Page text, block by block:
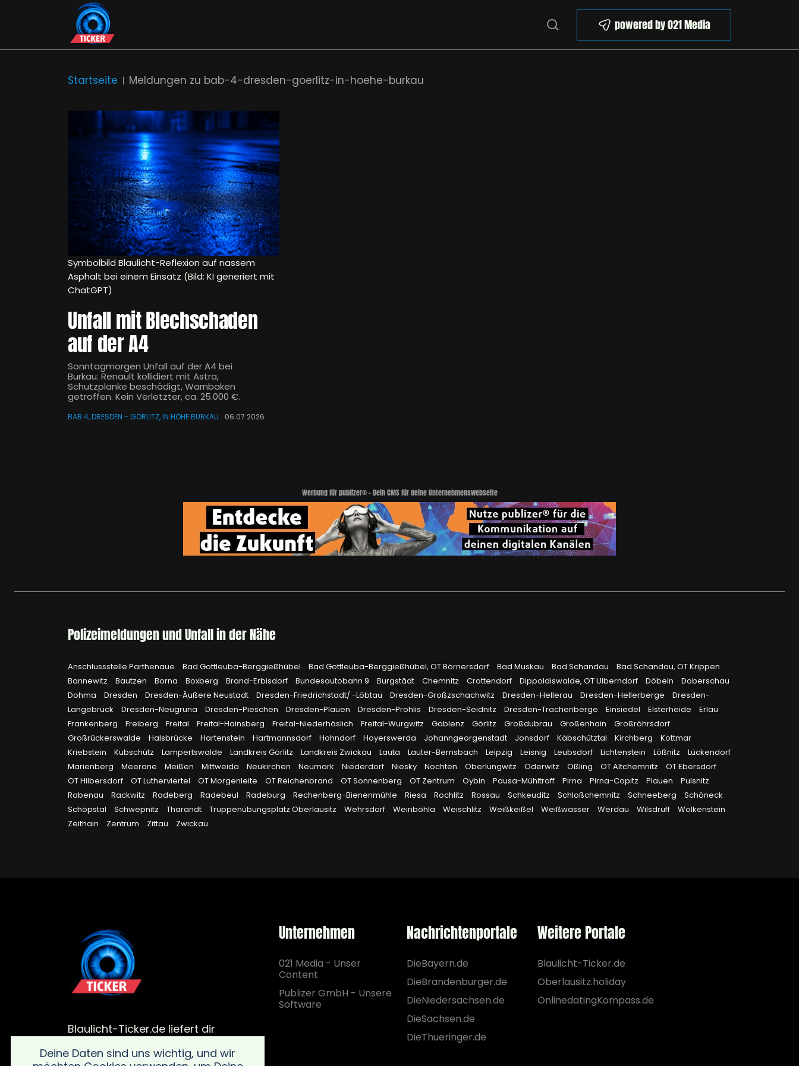
powered by 021 Media
Startseite Meldungen zu bab-4-dresden-goerlitz-in-hoehe-burkau
Symbolbild Blaulicht-Reflexion auf nassem
Asphalt bei einem Einsatz (Bild: KI generiert mit
ChatGPT)
Unfall mit Blechschaden
auf der A4
Sonntagmorgen Unfall auf der A4 bei
Burkau: Renault kollidiert mit Astra,
Schutzplanke beschädigt, Warnbaken
getroffen. Kein Verletzter, ca. 25.000 €.
BAB 4, DRESDEN - GÖRLITZ, IN HÖHE BURKAU 06.07.2026
Werbung für publizer® - Dein CMS für deine Unternehmenswebseite
Polizeimeldungen und Unfall in der Nähe
Anschlussstelle Parthenaue Bad Gottleuba-Berggießhübel Bad Gottleuba-Berggießhübel, OT Börnersdorf Bad Muskau Bad Schandau
Bad Schandau, OT Krippen
Bannewitz
Bautzen Borna Boxberg Brand-Erbisdorf Bundesautobahn 9 Burgstädt Chemnitz Crottendorf Dippoldiswalde, OT Ulberndorf Döbeln
Doberschau
Dohma
Dresden Dresden-Äußere Neustadt Dresden-Friedrichstadt/ -Löbtau Dresden-Großzschachwitz Dresden-Hellerau Dresden-Hellerberge
Dresden-
Langebrück
Dresden-Neugruna Dresden-Pieschen Dresden-Plauen Dresden-Prohlis Dresden-Seidnitz Dresden-Trachenberge Einsiedel Elsterheide
Erlau
Frankenberg
Freiberg Freital Freital-Hainsberg Freital-Niederhäslich Freital-Wurgwitz Gablenz Görlitz Großdubrau Großenhain
Großröhrsdorf
Großrückerswalde
Halsbrücke Hartenstein Hartmannsdorf Hohndorf Hoyerswerda Johanngeorgenstadt Jonsdorf Käbschütztal Kirchberg
Kottmar
Kriebstein
Kubschütz Lampertswalde Landkreis Görlitz Landkreis Zwickau Lauta Lauter-Bernsbach Leipzig Leisnig Leubsdorf Lichtenstein Lößnitz
Lückendorf
Marienberg
Meerane Meißen Mittweida Neukirchen Neumark Niederdorf Niesky Nochten Oberlungwitz Oderwitz Oßling OT Altchemnitz
OT Ebersdorf
OT Hilbersdorf
OT Lutherviertel OT Morgenleite OT Reichenbrand OT Sonnenberg OT Zentrum Oybin Pausa-Mühltroff Pirna Pirna-Copitz Plauen
Pulsnitz
Rabenau
Rackwitz Radeberg Radebeul Radeburg Rechenberg-Bienenmühle Riesa Rochlitz Rossau Schkeuditz Schloßchemnitz Schneeberg
Schöneck
Schöpstal
Schwepnitz Tharandt Truppenübungsplatz Oberlausitz Wehrsdorf Weinböhla Weischlitz Weißkeißel Weißwasser Werdau Wilsdruff
Wolkenstein
Zeithain
Zentrum Zittau Zwickau
Blaulicht-Ticker.de liefert dir
Polizei, Feuerwehr und von
Unternehmen
021 Media - Unser
Content
Publizer GmbH - Unsere
Software
Nachrichtenportale
DieBayern.de
DieBrandenburger.de
DieNiedersachsen.de
DieSachsen.de
DieThueringer.de
Weitere Portale
Blaulicht-Ticker.de
Oberlausitz.holiday
OnlinedatingKompass.de
Deine Daten sind uns wichtig, und wir